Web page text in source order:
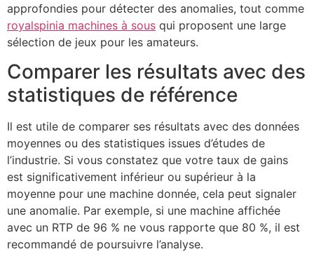
approfondies pour détecter des anomalies, tout comme
royalspinia machines à sous qui proposent une large
sélection de jeux pour les amateurs.
Comparer les résultats avec des
statistiques de référence
Il est utile de comparer ses résultats avec des données
moyennes ou des statistiques issues d’études de
l’industrie. Si vous constatez que votre taux de gains
est significativement inférieur ou supérieur à la
moyenne pour une machine donnée, cela peut signaler
une anomalie. Par exemple, si une machine affichée
avec un RTP de 96 % ne vous rapporte que 80 %, il est
recommandé de poursuivre l’analyse.